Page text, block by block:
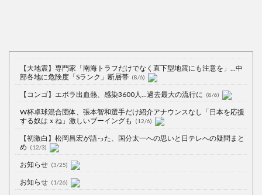
【大地震】専門家「南海トラフだけでなく直下型地震にも注意を」…中
部各地に危険度「Sランク」断層帯 (8/6)
【コンゴ】エボラ出血熱、感染3600人…過去最大の流行に (8/6)
W杯卓球混合団体、張本智和選手だけ紹介アナウンスなし「日本を応援
する奴はｘね」激しいブーイングも
(12/6)
【初激白】松岡昌宏が語った、国分太一への思いと日テレへの疑問まと
め (12/3)
お知らせ (3/25)
お知らせ (1/26)